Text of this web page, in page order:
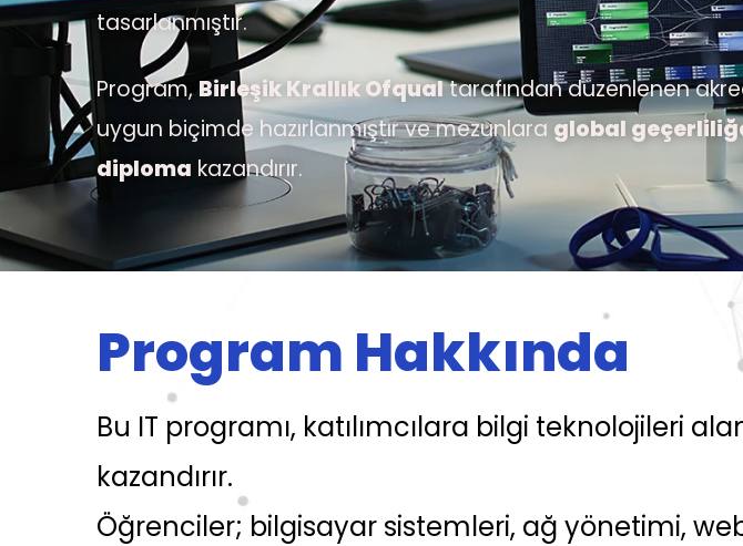
tasarlanmıştır.
Program,Birleşik Krallık Ofqualtarafından düzenlenen
uygun biçimde hazırlanmıştır ve mezunlara global
diploma kazandırır.
Program Hakkında
Bu IT programı, katılımcılara bilgi teknolojileri
kazandırır.
Öğrenciler; bilgisayar sistemleri, ağ yönetimi,